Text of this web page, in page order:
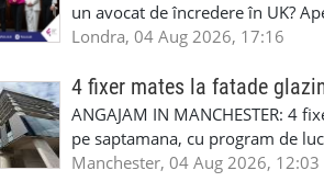
un avocat de încredere în UK?
Solicitors, indiferent că ai nevoie
familiei (divorț, custodie, partaj)
Servicii pentru companii: •
• Imigrație pentru afaceri și
soluționarea disputelor 💡 De ce
Londra, 04 Aug 2026, 17:16
4 fixer mates la fatade
ANGAJAM IN MANCHESTER:
pe saptamana, cu program de
in perioada urmatoare. Cerinte:
Manchester, 04 Aug 2026, 12:03